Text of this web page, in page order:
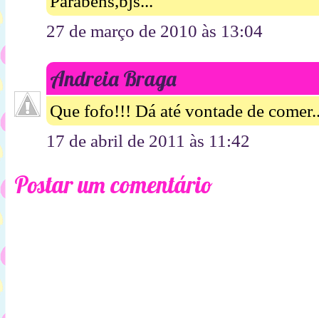
27 de março de 2010 às 13:04
Andreia Braga
Que fofo!!! Dá até vontade de
17 de abril de 2011 às 11:42
Postar um comentário